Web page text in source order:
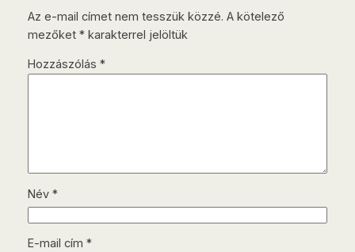
Az e-mail címet nem tesszük közzé. A kötelező
mezőket *karakterrel jelöltük
Hozzászólás *
Név *
E-mail cím *